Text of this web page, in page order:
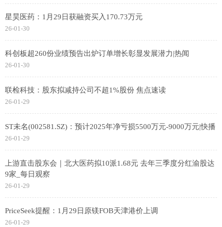
星昊医药：1月29日获融资买入170.73万元
26-01-30
科创板超260份业绩预告出炉订单增长彰显发展潜力|热闻
26-01-30
联检科技：股东拟减持公司不超1%股份 焦点速读
26-01-29
ST未名(002581.SZ)：预计2025年净亏损5500万元-9000万元|快播
26-01-29
上游直击股东会｜北大医药拟10派1.68元 去年三季度分红渝股达
9家_每日观察
26-01-29
PriceSeek提醒：1月29日原镁FOB天津港价上调
26-01-29